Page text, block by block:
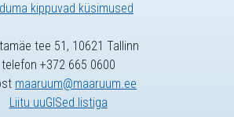
kippuvad küsimused
tee 51, 10621 Tallinn
telefon +372 665 0600
maaruum@maaruum.ee
Liitu uuGISed listiga